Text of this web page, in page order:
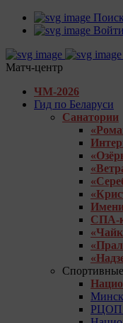
Поиск
Войти
Матч-центр
ЧМ-2026
Гид по Беларуси
Санатории
СПА-
РЦОП